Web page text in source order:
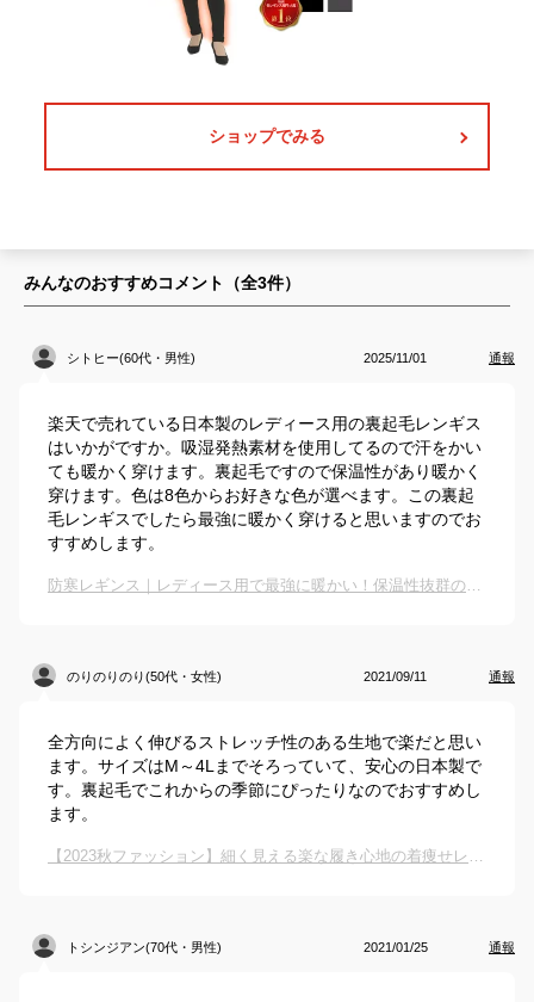
ショップでみる
みんなのおすすめコメント（全3件）
シトヒー(60代・男性) 2025/11/01 通報
楽天で売れている日本製のレディース用の裏起毛レンギス
はいかがですか。吸湿発熱素材を使用してるので汗をかい
ても暖かく穿けます。裏起毛ですので保温性があり暖かく
穿けます。色は8色からお好きな色が選べます。この裏起
毛レンギスでしたら最強に暖かく穿けると思いますのでお
すすめします。
防寒レギンス｜レディース用で最強に暖かい！保温性抜群のあったかインナーのおすすめは？
のりのりのり(50代・女性) 2021/09/11 通報
全方向によく伸びるストレッチ性のある生地で楽だと思い
ます。サイズはM～4Lまでそろっていて、安心の日本製で
す。裏起毛でこれからの季節にぴったりなのでおすすめし
ます。
【2023秋ファッション】細く見える楽な履き心地の着痩せレギンスのおすすめは？
トシンジアン(70代・男性) 2021/01/25 通報